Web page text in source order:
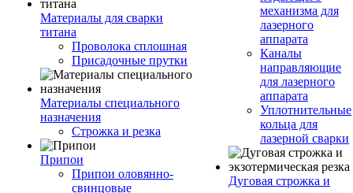
Материалы для сварки
титана
Проволока сплошная
Присадочные прутки
Материалы специального
назначения
Строжка и резка
Припои
Припои оловянно-
свинцовые
механизма для
лазерного
аппарата
Каналы
направляющие
для лазерного
аппарата
Уплотнительные
кольца для
лазерной сварки
Дуговая строжка и